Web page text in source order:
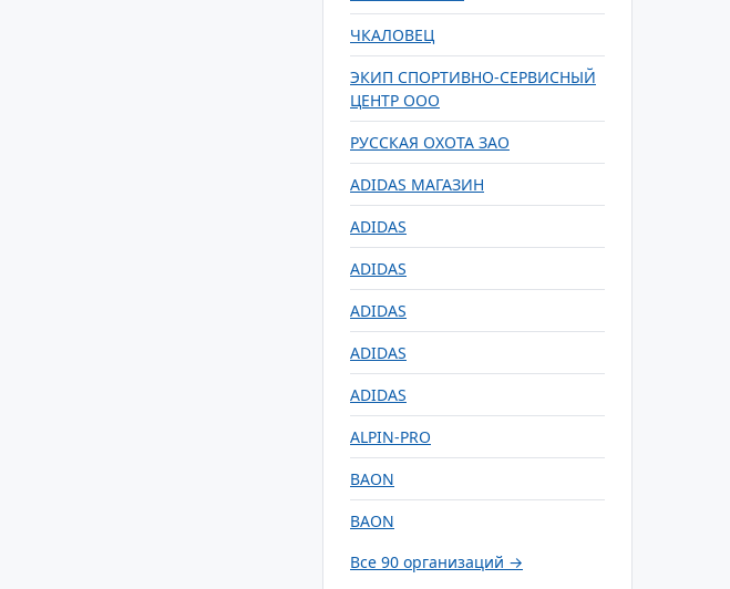
ЧКАЛОВЕЦ
ЭКИП СПОРТИВНО-СЕРВИСНЫЙ
ЦЕНТР ООО
РУССКАЯ ОХОТА ЗАО
ADIDAS МАГАЗИН
ADIDAS
ADIDAS
ADIDAS
ADIDAS
ADIDAS
ALPIN-PRO
BAON
BAON
Все 90 организаций →